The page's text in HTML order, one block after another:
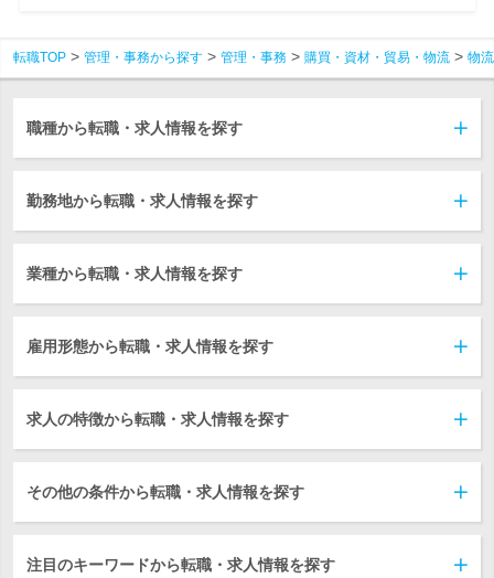
転職TOP 管理・事務から探す 管理・事務 購買・資材・貿易・物流 物
職種から転職・求人情報を探す
勤務地から転職・求人情報を探す
業種から転職・求人情報を探す
雇用形態から転職・求人情報を探す
求人の特徴から転職・求人情報を探す
その他の条件から転職・求人情報を探す
注目のキーワードから転職・求人情報を探す